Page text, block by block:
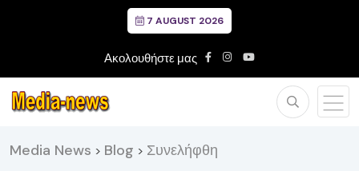
7 AUGUST 2026
Ακολουθήστε μας
Media News > Blog > Συνελήφθη